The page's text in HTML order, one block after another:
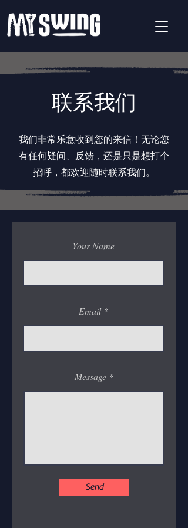
联系我们
我们非常乐意收到您的来信！无论您
有任何疑问、反馈，还是只是想打个
招呼，都欢迎随时联系我们。
电子邮件
社交链接
Your Name
Email
Message
Send